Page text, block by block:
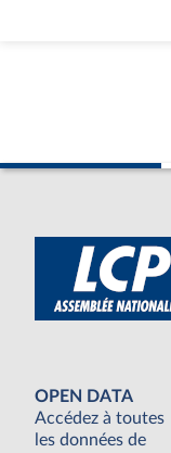
OPEN DATA
Accédez à toutes
les données de